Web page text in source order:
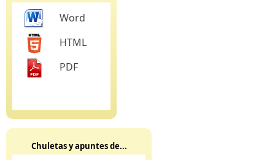
Word
HTML
PDF
Chuletas y apuntes de...